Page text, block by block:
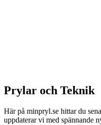
Prylar och Teknik
Här på minpryl.se hittar du
uppdaterar vi med spännande